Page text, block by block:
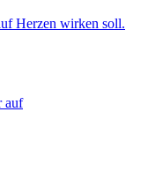
Herzen wirken soll.
auf